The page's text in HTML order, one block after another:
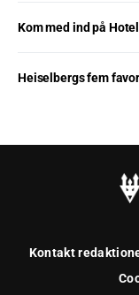
Kom med ind på Hotel
Heiselbergs fem
Kontakt